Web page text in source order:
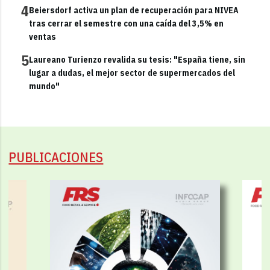
4Beiersdorf activa un plan de recuperación para NIVEA
tras cerrar el semestre con una caída del 3,5% en
ventas
5Laureano Turienzo revalida su tesis: "España tiene, sin
lugar a dudas, el mejor sector de supermercados del
mundo"
PUBLICACIONES